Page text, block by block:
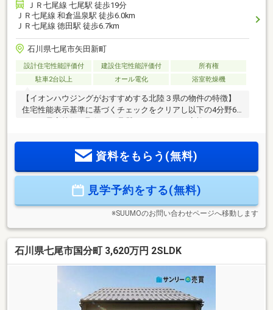
ＪＲ七尾線 七尾駅 徒歩19分
ＪＲ七尾線 和倉温泉駅 徒歩6.0km
ＪＲ七尾線 徳田駅 徒歩6.7km
石川県七尾市矢田新町
設計住宅性能評価付 建設住宅性能評価付
所有権
駐車2台以上
オール電化 浴室乾燥機
【イオンハウジングがおすすめする北陸３県の物件の特徴】
住宅性能表示基準に基づくチェックをクリアし以下の4分野6
防止・損傷防止)■耐風等級２(構造躯体の倒壊等防止及び損傷
防止)■劣化対策等級３(構造躯体等)■維持管理対策等級３(専用
ール電化住宅【周辺環境】・山王小学校徒歩７分・七尾東部
中学校徒歩３１分・コンビニ徒歩７分・スーパー徒歩４分
資料をもらう(無料)
見学予約をする(無料)
※SUUMOのお問い合わせページへ移動します
石川県七尾市国分町 3,620万円 2SLDK